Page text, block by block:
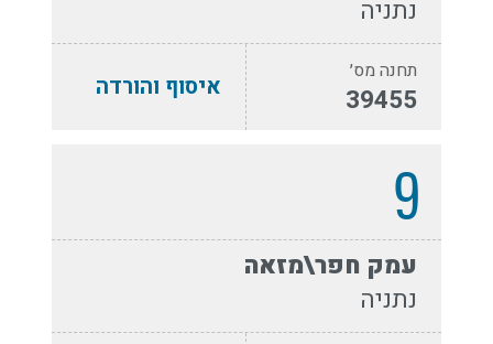
נתניה
תחנה מס׳
39455 איסוף והורדה
9
עמק חפר\מזאה
נתניה